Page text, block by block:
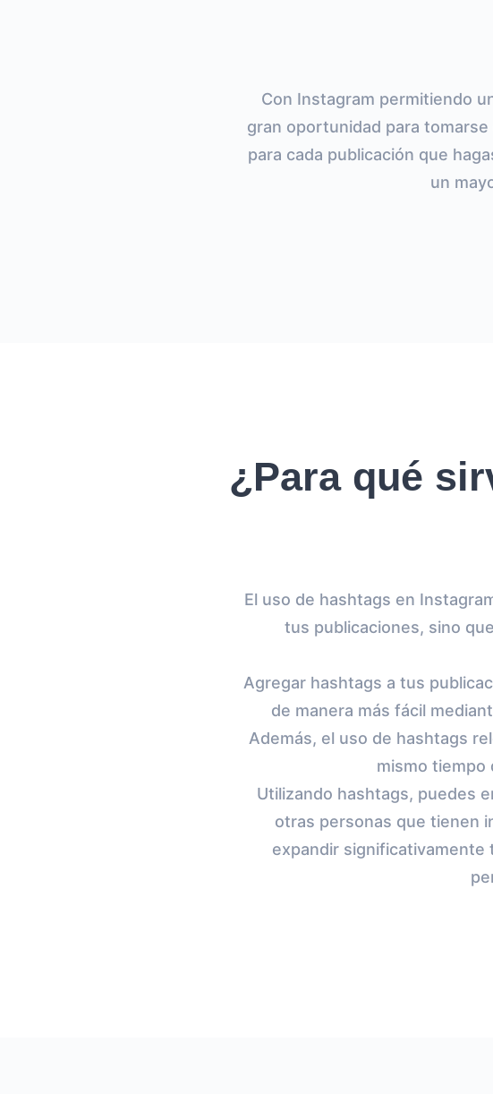
Con Instagram permitiendo
gran oportunidad para
para cada publicación que
un
¿Para qué
El uso de hashtags en
tus publicaciones, sino
Agregar hashtags a tus
de manera más fácil
Además, el uso de hashtags
mismo tiempo
Utilizando hashtags, puedes
otras personas que tienen
expandir